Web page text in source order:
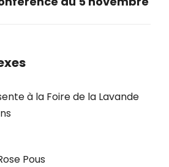
à la Foire de la Lavande
Pous